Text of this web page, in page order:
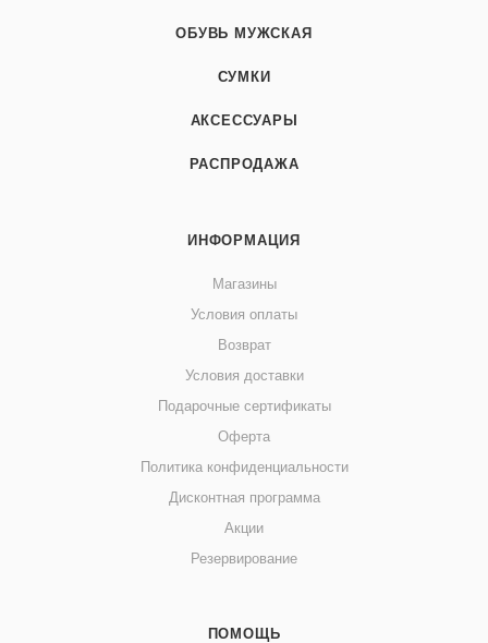
ОБУВЬ МУЖСКАЯ
СУМКИ
АКСЕССУАРЫ
РАСПРОДАЖА
ИНФОРМАЦИЯ
Магазины
Условия оплаты
Возврат
Условия доставки
Подарочные сертификаты
Оферта
Политика конфиденциальности
Дисконтная программа
Акции
Резервирование
ПОМОЩЬ